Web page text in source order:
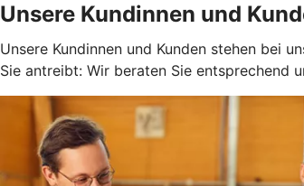
Unsere Kundinnen und
Unsere Kundinnen und Kunden stehen bei
Sie antreibt: Wir beraten Sie entsprechend